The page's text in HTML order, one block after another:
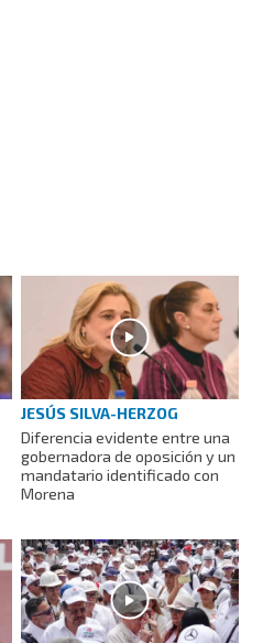
JESÚS SILVA-HERZOG
Diferencia evidente entre una
gobernadora de oposición y un
mandatario identificado con
Morena